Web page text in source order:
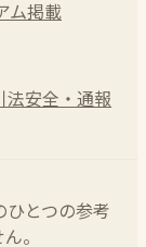
ム掲載
法安全・通報
とつの参考
。